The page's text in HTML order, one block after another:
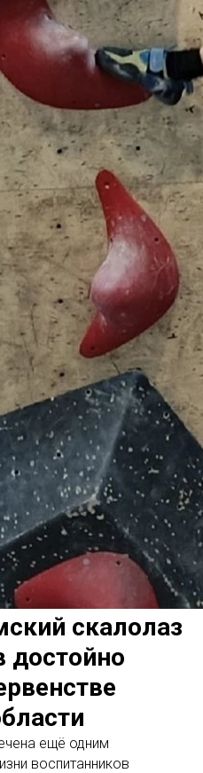
скалолаз
достойно
ещё одним
воспитанников